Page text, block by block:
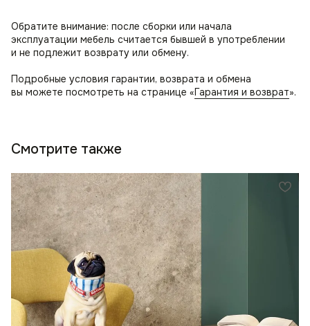
Обратите внимание: после сборки или начала
эксплуатации мебель считается бывшей в употреблении
и не подлежит возврату или обмену.
Подробные условия гарантии, возврата и обмена
вы можете посмотреть на странице «Гарантия и возврат».
Смотрите также